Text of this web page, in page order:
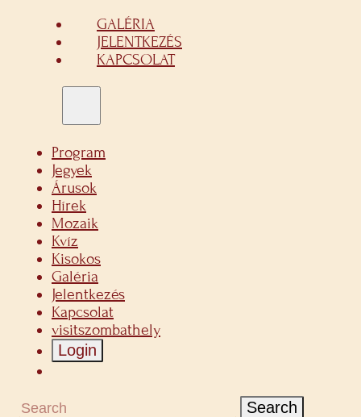
GALÉRIA
JELENTKEZÉS
KAPCSOLAT
Program
Jegyek
Árusok
Hírek
Mozaik
Kvíz
Kisokos
Galéria
Jelentkezés
Kapcsolat
visitszombathely
Login
Search